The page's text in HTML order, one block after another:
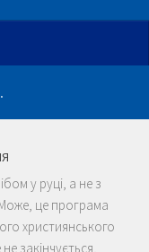
у руці, а не з
це програма
християнського
закінчується,